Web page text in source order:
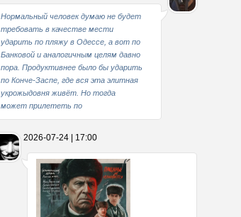
Нормальный человек думаю не будет
требовать в качестве мести
ударить по пляжу в Одессе, а вот по
Банковой и аналогичным целям давно
пора. Продуктивнее было бы ударить
по Конче-Заспе, где вся эта элитная
укрожыдовня живёт. Но тогда
может прилететь по
2026-07-24 | 17:00